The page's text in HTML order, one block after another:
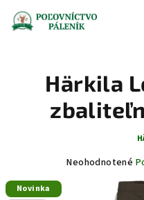
obsah
Härkila
Priemerné
Neohodnotené
Novinka